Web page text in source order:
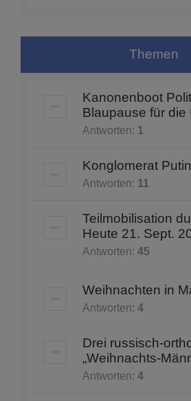
Themen
Kanonenboot
Blaupause für die
Antworten: 1
Konglomerat
Antworten: 11
Teilmobilisation
Heute 21. Sept.
Antworten: 45
Weihnachten in
Antworten: 4
Drei russisch-
„Weihnachts-
Antworten: 4